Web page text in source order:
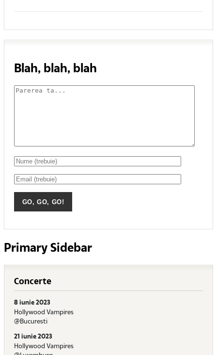
Blah, blah, blah
Primary Sidebar
Concerte
8 iunie 2023
Hollywood Vampires
@Bucuresti
21 iunie 2023
Hollywood Vampires